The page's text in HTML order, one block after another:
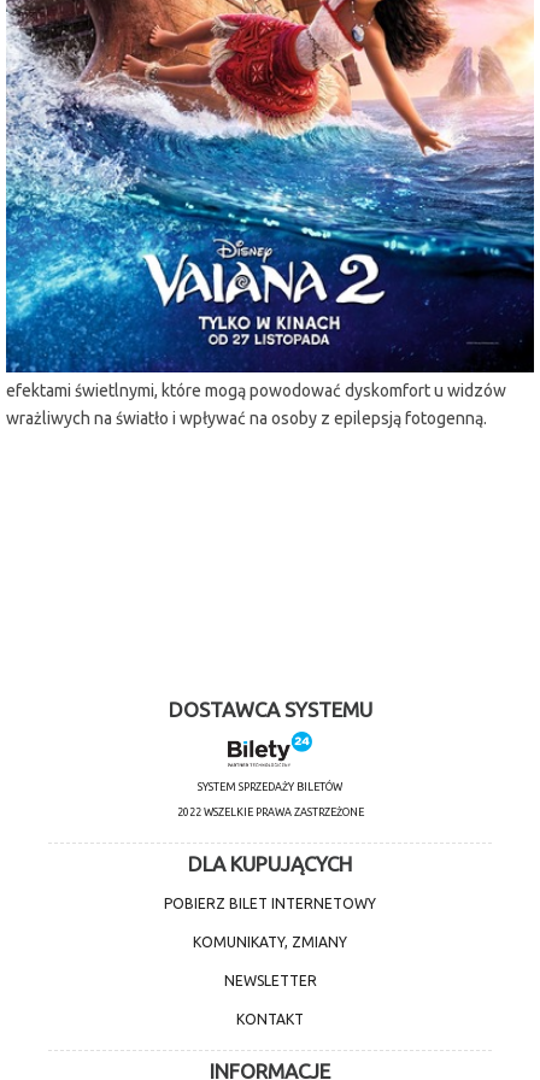
miejscowość:
Lubin
adres:
Armii Krajowej 1
data i godzina:
02.12.2024, g. 17:15
Info
Opis wydarzenia:
Vaiana i Maui ponownie łączą siły wyruszając w niebezpieczną
podróż z dość nietypową załogą. Odpowiadając na wezwanie
przodków płyną na dalekie i nieznane wcześniej wody Oceanii, aby
wypełnić niebezpieczną misję.
Uwaga!W filmie "Vaiana 2" znajduje się kilka scenz dynamicznymi
efektami świetlnymi, które mogą powodować dyskomfort u widzów
wrażliwych na światło i wpływać na osoby z epilepsją fotogenną.
DOSTAWCA SYSTEMU
SYSTEM SPRZEDAŻY BILETÓW
2022 WSZELKIE PRAWA ZASTRZEŻONE
DLA KUPUJĄCYCH
POBIERZ BILET INTERNETOWY
KOMUNIKATY, ZMIANY
NEWSLETTER
KONTAKT
INFORMACJE